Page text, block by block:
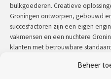
Beheer
bulkgoederen. Creatieve
Groningen ontworpen, gebouwd
succesfactoren zijn een eigen
vakmensen en een nuchtere
klanten met betrouwbare